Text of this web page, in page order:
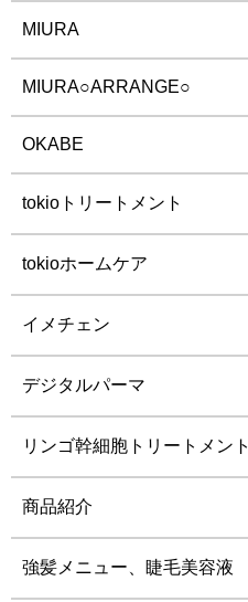
MIURA
MIURA○ARRANGE○
OKABE
tokioトリートメント
tokioホームケア
イメチェン
デジタルパーマ
リンゴ幹細胞トリートメント
商品紹介
強髪メニュー、睫毛美容液